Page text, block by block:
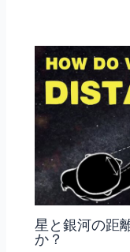
星と銀河の距
か？